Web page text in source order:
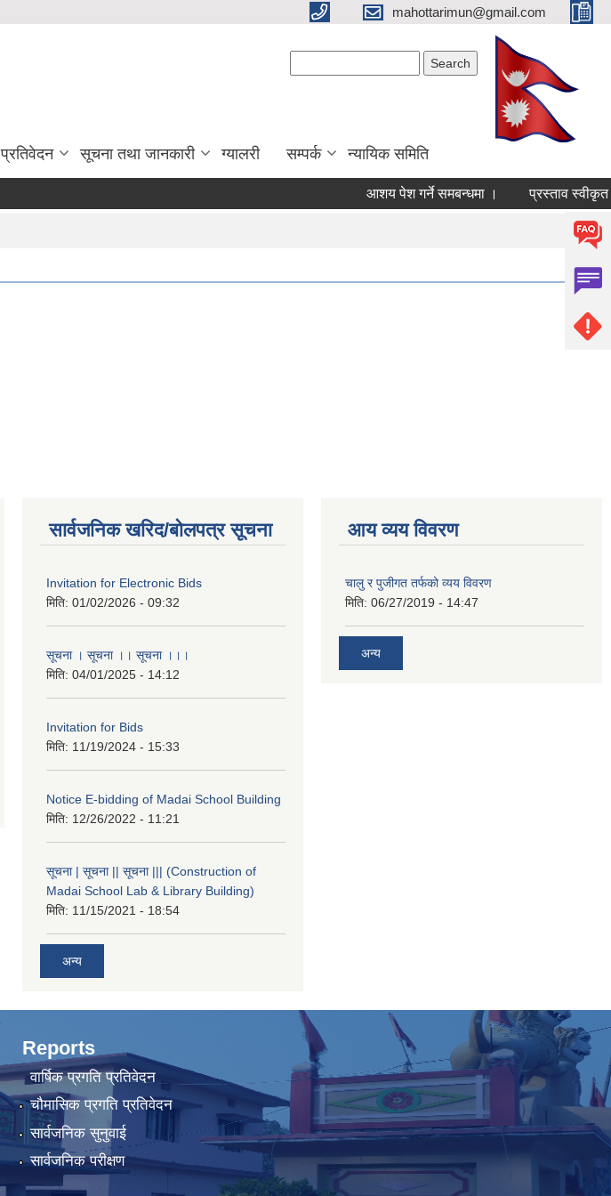
mahottarimun@gmail.com
प्रतिवेदन सूचना तथा जानकारी ग्यालरी सम्पर्क न्यायिक समिति
आशय पेश गर्ने समबन्धमा । प्रस्ताव स्वीकृत
सार्वजनिक खरिद/बोलपत्र सूचना
Invitation for Electronic Bids
मिति: 01/02/2026 - 09:32
सूचना । सूचना ।। सूचना ।।।
मिति: 04/01/2025 - 14:12
Invitation for Bids
मिति: 11/19/2024 - 15:33
Notice E-bidding of Madai School Building
मिति: 12/26/2022 - 11:21
सूचना | सूचना || सूचना ||| (Construction of
Madai School Lab & Library Building)
मिति: 11/15/2021 - 18:54
अन्य
आय व्यय विवरण
चालु र पुजीगत तर्फको व्यय विवरण
मिति: 06/27/2019 - 14:47
अन्य
Reports
वार्षिक प्रगति प्रतिवेदन
चौमासिक प्रगति प्रतिवेदन
सार्वजनिक सुनुवाई
सार्वजनिक परीक्षण